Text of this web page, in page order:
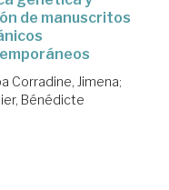
de manuscritos
Corradine, Jimena;
Bénédicte